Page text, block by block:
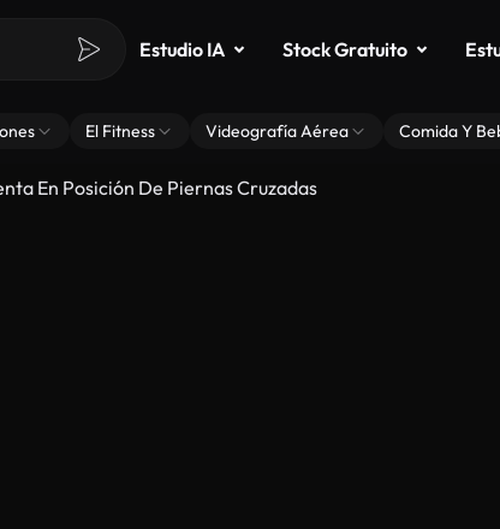
Estudio IA Stock Gratuito
El Fitness Videografía Aérea Comida Y
En Posición De Piernas Cruzadas